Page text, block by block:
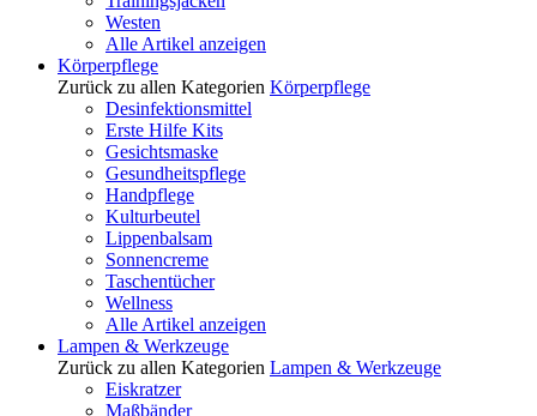
Westen
Alle Artikel anzeigen
Körperpflege
Zurück zu allen Kategorien Körperpflege
Desinfektionsmittel
Erste Hilfe Kits
Gesichtsmaske
Gesundheitspflege
Handpflege
Kulturbeutel
Lippenbalsam
Sonnencreme
Taschentücher
Wellness
Alle Artikel anzeigen
Lampen & Werkzeuge
Zurück zu allen Kategorien Lampen & Werkzeuge
Eiskratzer
Maßbänder